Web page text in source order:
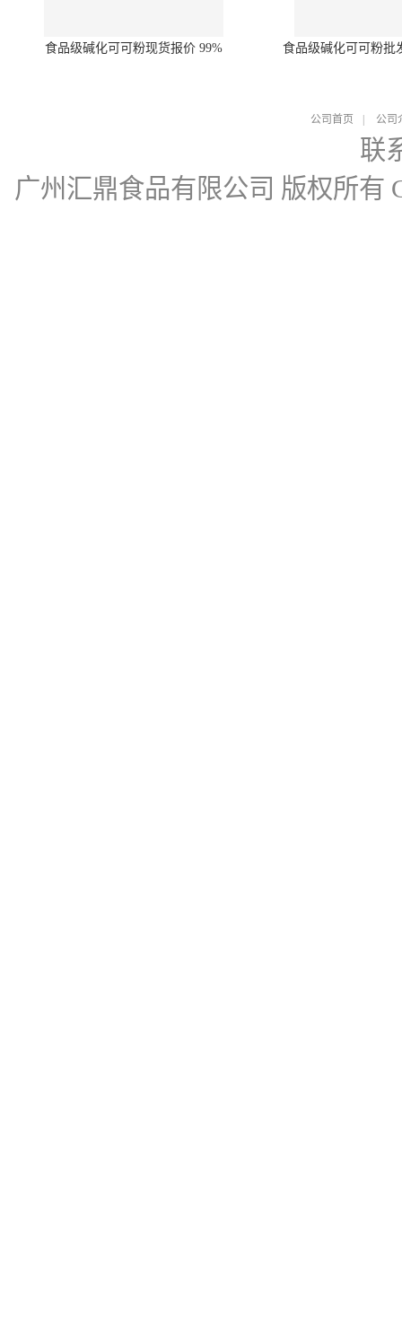
食品级碱化可可粉现货报价 99% 食品级碱化可可粉批
公司首页 公司
联
广州汇鼎食品有限公司 版权所有